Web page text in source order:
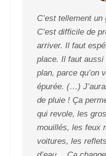
C’est tellement
C’est difficile de
arriver. Il faut
place. Il faut aussi
plan, parce qu’on
épurée. (…)
de pluie ! Ça
qui revole, les
mouillés, les feux
voitures, les